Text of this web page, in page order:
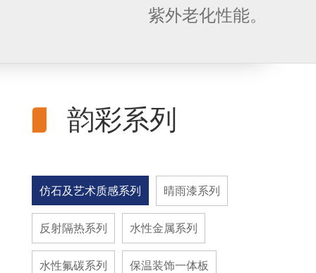
紫外老化性能。
韵彩系列
仿石及艺术质感系列 晴雨漆系列
反射隔热系列 水性金属系列
水性氟碳系列 保温装饰一体板